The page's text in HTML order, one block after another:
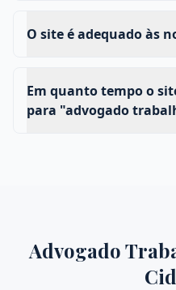
O site é adequado às
Em quanto tempo o
para "advogado
Advogado